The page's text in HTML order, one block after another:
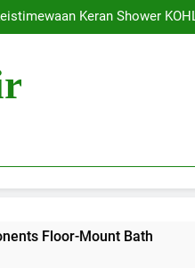
Keran Shower
Mewah? Intip 5 Model
Keran Shower
Mewah? Intip 5 Model
Mount Bath Ingin